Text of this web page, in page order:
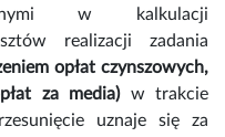
w kalkulacji
realizacji zadania
opłat czynszowych,
za media)w trakcie
uznaje się za